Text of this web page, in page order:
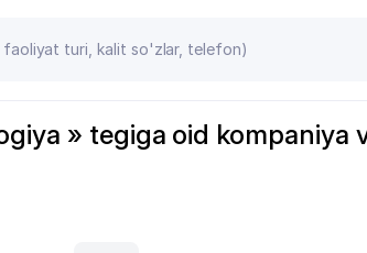
» tegiga oid kompaniya